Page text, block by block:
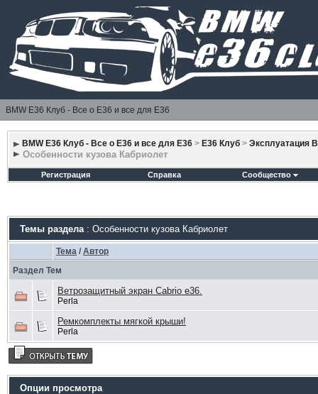
BMW E36 Клуб - Все о Е36 и все для Е36
BMW E36 Клуб - Все о Е36 и все для Е36 > E36 Клуб > Эксплуатация
Особенности кузова Кабриолет
Регистрация Справка Сообщество
Темы раздела: Особенности кузова Кабриолет
Тема/ Автор
Раздел Тем
Ветрозащитный экран Cabrio e36.
Perla
Ремкомплекты мягкой крыши!
Perla
Опции просмотра